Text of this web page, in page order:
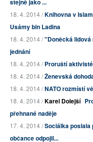
stejně jako ...
18. 4. 2014 /Knihovna v
Usámy bin Ladina
18. 4. 2014 /"Doněcká
jednání
18. 4. 2014 /Proruští
18. 4. 2014 /Ženevská
18. 4. 2014 /NATO rozmístí
18. 4. 2014 /Karel Dolejší
přehnané naděje
17. 4. 2014 /Sociálka poslala
občance odpojil...